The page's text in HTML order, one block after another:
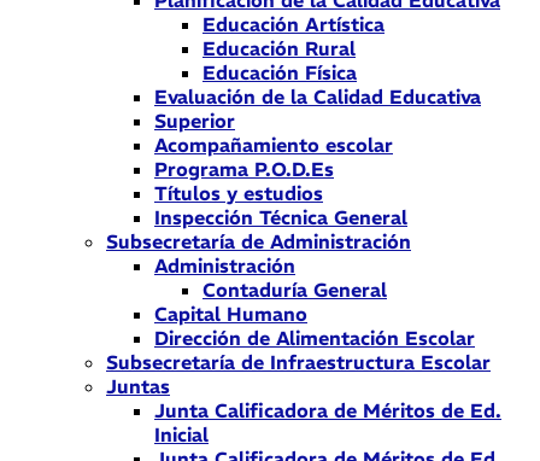
Educación Artística
Educación Rural
Educación Física
Evaluación de la Calidad Educativa
Superior
Acompañamiento escolar
Programa P.O.D.Es
Títulos y estudios
Inspección Técnica General
Subsecretaría de Administración
Administración
Contaduría General
Capital Humano
Dirección de Alimentación Escolar
Subsecretaría de Infraestructura Escolar
Juntas
Junta Calificadora de Méritos de Ed.
Inicial